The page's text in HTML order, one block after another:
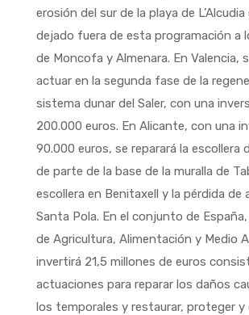
erosión del sur de la playa de L’Alcudia
dejado fuera de esta programación a
de Moncofa y Almenara. En Valencia,
actuar en la segunda fase de la
sistema dunar del Saler, con una
200.000 euros. En Alicante, con una
90.000 euros, se reparará la escollera
de parte de la base de la muralla de
escollera en Benitaxell y la pérdida de
Santa Pola. En el conjunto de
de Agricultura, Alimentación y Medio
invertirá 21,5 millones de euros
actuaciones para reparar los daños
los temporales y restaurar, proteger y